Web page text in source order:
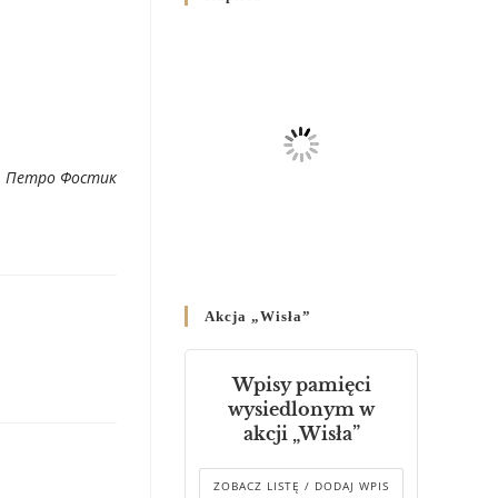
Петро Фостик
Родин
Справ Молоді та встановленя
складу Катихитичної Комісії
днях 2-12 липня 2024 р.”
Декрет єпископів
Перемисько-Варшавської
Митрополії стосовно
звершування Божественної
літургії
Akcja „Wisła”
Wpisy pamięci
wysiedlonym w
akcji „Wisła”
ZOBACZ LISTĘ / DODAJ WPIS